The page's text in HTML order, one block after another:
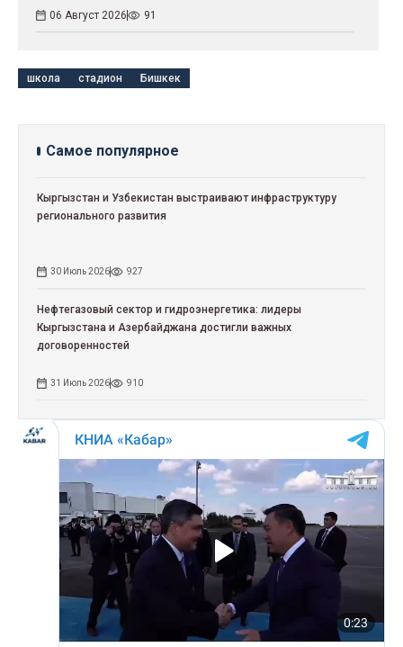
06 Август 2026 91
школа стадион Бишкек
Самое популярное
Кыргызстан и Узбекистан выстраивают инфраструктуру
регионального развития
30 Июль 2026 927
Нефтегазовый сектор и гидроэнергетика: лидеры
Кыргызстана и Азербайджана достигли важных
договоренностей
31 Июль 2026 910